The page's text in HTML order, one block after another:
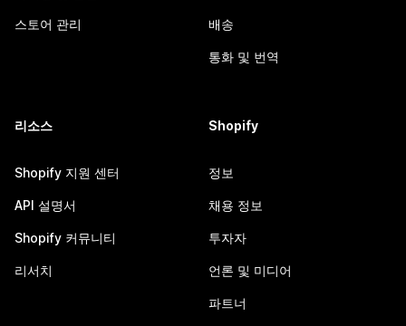
스토어 관리 배송
통화 및 번역
리소스
Shopify 지원 센터
API 설명서
Shopify 커뮤니티
리서치
Shopify
정보
채용 정보
투자자
언론 및 미디어
파트너